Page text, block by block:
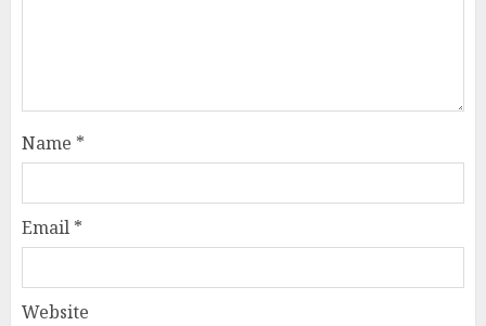
Name *
Email *
Website